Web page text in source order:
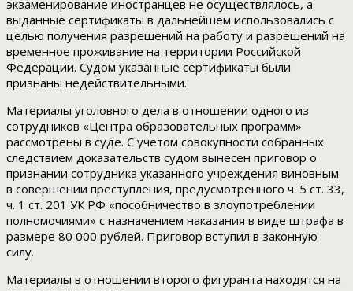
экзаменирование иностранцев не осуществлялось, а
выданные сертификаты в дальнейшем использовались с
целью получения разрешений на работу и разрешений на
временное проживание на территории Российской
Федерации. Судом указанные сертификаты были
признаны недействительными.
Материалы уголовного дела в отношении одного из
сотрудников «Центра образовательных программ»
рассмотрены в суде. С учетом совокупности собранных
следствием доказательств судом вынесен приговор о
признании сотрудника указанного учреждения виновным
в совершении преступления, предусмотренного ч. 5 ст. 33,
ч. 1 ст. 201 УК РФ «пособничество в злоупотреблении
полномочиями» с назначением наказания в виде штрафа в
размере 80 000 рублей. Приговор вступил в законную
силу.
Материалы в отношении второго фигуранта находятся на